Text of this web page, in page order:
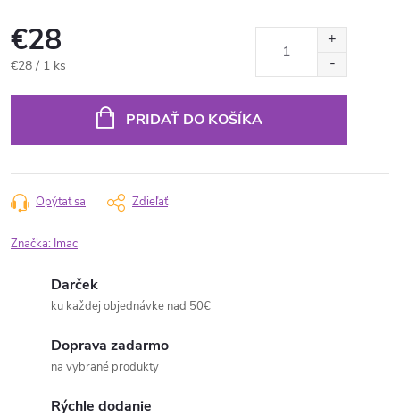
€28
Jednotková
€28 / 1 ks
PRIDAŤ DO KOŠÍKA
Opýtať sa Zdieľať
Značka: Imac
Darček
ku každej objednávke nad 50€
Doprava zadarmo
na vybrané produkty
Rýchle dodanie